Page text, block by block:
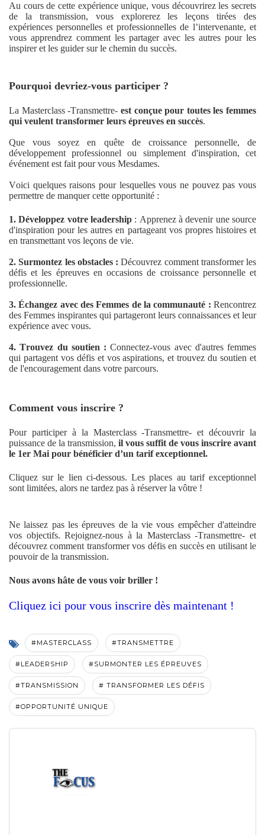
Au cours de cette expérience unique, vous découvrirez les secrets
de la transmission, vous explorerez les leçons tirées des
expériences personnelles et professionnelles de l’intervenante, et
vous apprendrez comment les partager avec les autres pour les
inspirer et les guider sur le chemin du succès.
Pourquoi devriez-vous participer ?
La Masterclass -Transmettre- est conçue pour toutes les femmes
qui veulent transformer leurs épreuves en succès.
Que vous soyez en quête de croissance personnelle, de
développement professionnel ou simplement d'inspiration, cet
événement est fait pour vous Mesdames.
Voici quelques raisons pour lesquelles vous ne pouvez pas vous
permettre de manquer cette opportunité :
1. Développez votre leadership : Apprenez à devenir une source
d'inspiration pour les autres en partageant vos propres histoires et
en transmettant vos leçons de vie.
2. Surmontez les obstacles :Découvrez comment transformer les
défis et les épreuves en occasions de croissance personnelle et
professionnelle.
3. Échangez avec des Femmes de la communauté : Rencontrez
des Femmes inspirantes qui partageront leurs connaissances et leur
expérience avec vous.
4. Trouvez du soutien :Connectez-vous avec d'autres femmes
qui partagent vos défis et vos aspirations, et trouvez du soutien et
de l'encouragement dans votre parcours.
Comment vous inscrire ?
Pour participer à la Masterclass -Transmettre- et découvrir la
puissance de la transmission, il vous suffit de vous inscrire avant
le 1er Mai pour bénéficier d’un tarif exceptionnel.
Cliquez sur le lien ci-dessous. Les places au tarif exceptionnel
sont limitées, alors ne tardez pas à réserver la vôtre !
Ne laissez pas les épreuves de la vie vous empêcher d'atteindre
vos objectifs. Rejoignez-nous à la Masterclass -Transmettre- et
découvrez comment transformer vos défis en succès en utilisant le
pouvoir de la transmission.
Nous avons hâte de vous voir briller !
Cliquez ici pour vous inscrire dès maintenant !
#MASTERCLASS #TRANSMETTRE
#LEADERSHIP #SURMONTER LES ÉPREUVES
#TRANSMISSION # TRANSFORMER LES DÉFIS
#OPPORTUNITÉ UNIQUE